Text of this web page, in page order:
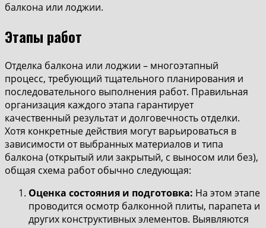
балкона или лоджии.
Этапы работ
Отделка балкона или лоджии – многоэтапный
процесс, требующий тщательного планирования и
последовательного выполнения работ. Правильная
организация каждого этапа гарантирует
качественный результат и долговечность отделки.
Хотя конкретные действия могут варьироваться в
зависимости от выбранных материалов и типа
балкона (открытый или закрытый, с выносом или без),
общая схема работ обычно следующая:
Оценка состояния и подготовка: На этом этапе
проводится осмотр балконной плиты, парапета и
других конструктивных элементов. Выявляются